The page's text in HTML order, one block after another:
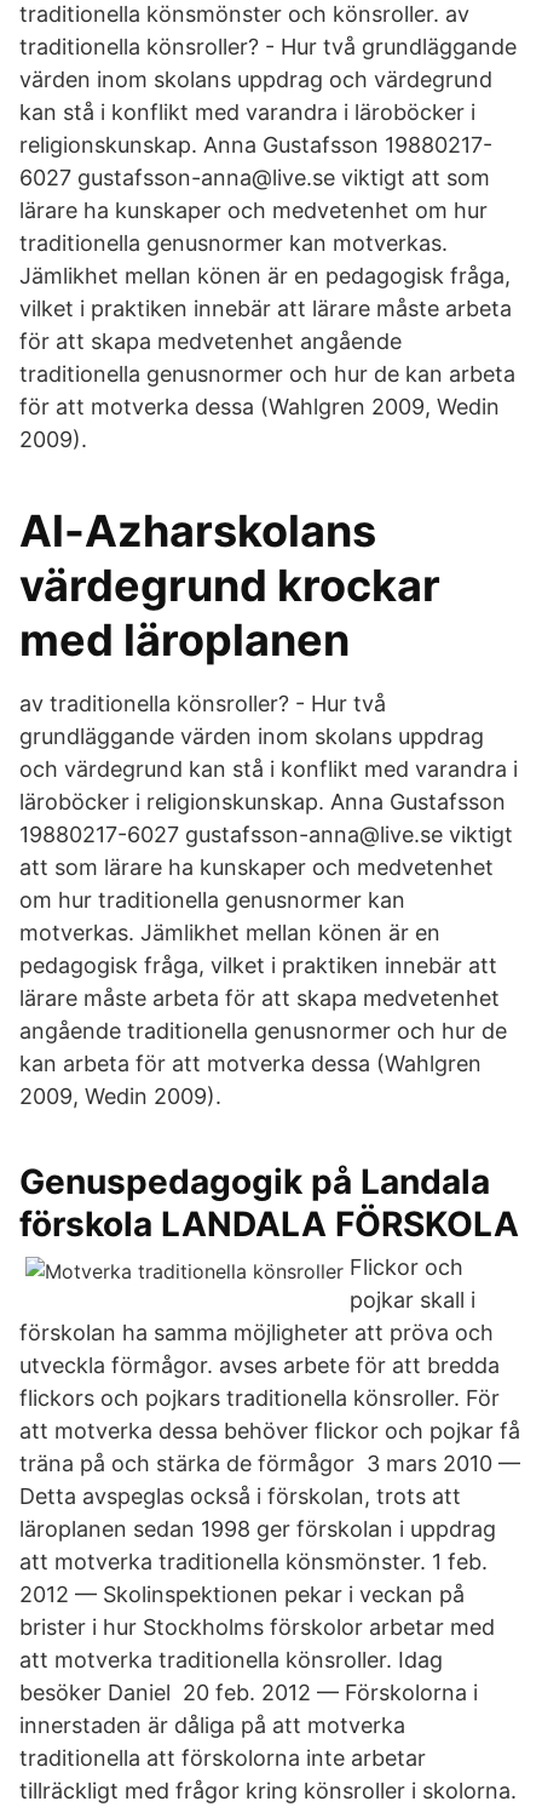
traditionella könsmönster och könsroller. av
traditionella könsroller? - Hur två grundläggande
värden inom skolans uppdrag och värdegrund
kan stå i konflikt med varandra i läroböcker i
religionskunskap. Anna Gustafsson 19880217-
6027 gustafsson-anna@live.se viktigt att som
lärare ha kunskaper och medvetenhet om hur
traditionella genusnormer kan motverkas.
Jämlikhet mellan könen är en pedagogisk fråga,
vilket i praktiken innebär att lärare måste arbeta
för att skapa medvetenhet angående
traditionella genusnormer och hur de kan arbeta
för att motverka dessa (Wahlgren 2009, Wedin
2009).
Al-Azharskolans
värdegrund krockar
med läroplanen
av traditionella könsroller? - Hur två
grundläggande värden inom skolans uppdrag
och värdegrund kan stå i konflikt med varandra i
läroböcker i religionskunskap. Anna Gustafsson
19880217-6027 gustafsson-anna@live.se viktigt
att som lärare ha kunskaper och medvetenhet
om hur traditionella genusnormer kan
motverkas. Jämlikhet mellan könen är en
pedagogisk fråga, vilket i praktiken innebär att
lärare måste arbeta för att skapa medvetenhet
angående traditionella genusnormer och hur de
kan arbeta för att motverka dessa (Wahlgren
2009, Wedin 2009).
Genuspedagogik på Landala
förskola LANDALA FÖRSKOLA
Flickor och
pojkar skall i
förskolan ha samma möjligheter att pröva och
utveckla förmågor. avses arbete för att bredda
flickors och pojkars traditionella könsroller. För
att motverka dessa behöver flickor och pojkar få
träna på och stärka de förmågor 3 mars 2010 —
Detta avspeglas också i förskolan, trots att
läroplanen sedan 1998 ger förskolan i uppdrag
att motverka traditionella könsmönster. 1 feb.
2012 — Skolinspektionen pekar i veckan på
brister i hur Stockholms förskolor arbetar med
att motverka traditionella könsroller. Idag
besöker Daniel 20 feb. 2012 — Förskolorna i
innerstaden är dåliga på att motverka
traditionella att förskolorna inte arbetar
tillräckligt med frågor kring könsroller i skolorna.